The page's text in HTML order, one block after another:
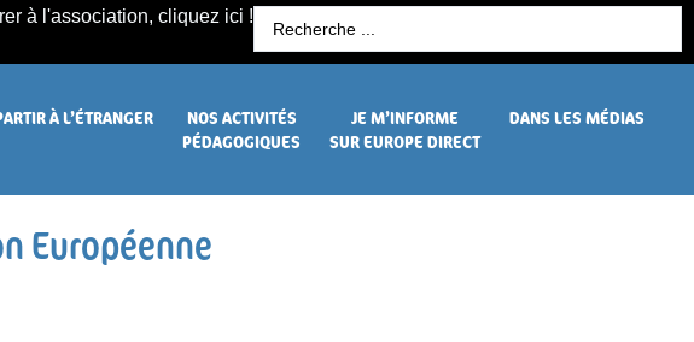
à l'association, cliquez ici !
À L’ÉTRANGER
NOS ACTIVITÉS
PÉDAGOGIQUES
JE M’INFORME
SUR EUROPE DIRECT
DANS LES MÉDIAS
Européenne